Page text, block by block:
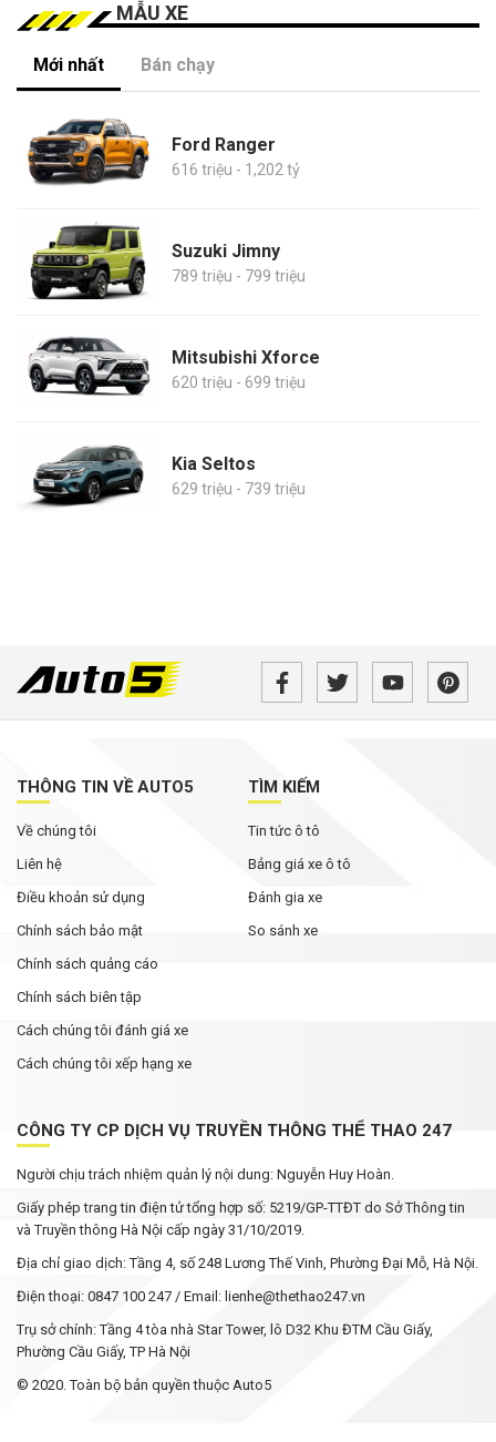
MẪU XE
Mới nhất Bán chạy
Ford Ranger
616 triệu - 1,202 tỷ
Suzuki Jimny
789 triệu - 799 triệu
Mitsubishi Xforce
620 triệu - 699 triệu
Kia Seltos
629 triệu - 739 triệu
THÔNG TIN VỀ AUTO5
Về chúng tôi
Liên hệ
Điều khoản sử dụng
Chính sách bảo mật
Chính sách quảng cáo
Chính sách biên tập
Cách chúng tôi đánh giá xe
Cách chúng tôi xếp hạng xe
TÌM KIẾM
Tin tức ô tô
Bảng giá xe ô tô
Đánh gia xe
So sánh xe
CÔNG TY CP DỊCH VỤ TRUYỀN THÔNG THỂ THAO 247
Người chịu trách nhiệm quản lý nội dung: Nguyễn Huy Hoàn.
Giấy phép trang tin điện tử tổng hợp số: 5219/GP-TTĐT do Sở Thông tin
và Truyền thông Hà Nội cấp ngày 31/10/2019.
Địa chỉ giao dịch: Tầng 4, số 248 Lương Thế Vinh, Phường Đại Mỗ, Hà Nội.
Điện thoại: 0847 100 247 / Email: lienhe@thethao247.vn
Trụ sở chính: Tầng 4 tòa nhà Star Tower, lô D32 Khu ĐTM Cầu Giấy,
Phường Cầu Giấy, TP Hà Nội
© 2020. Toàn bộ bản quyền thuộc Auto5